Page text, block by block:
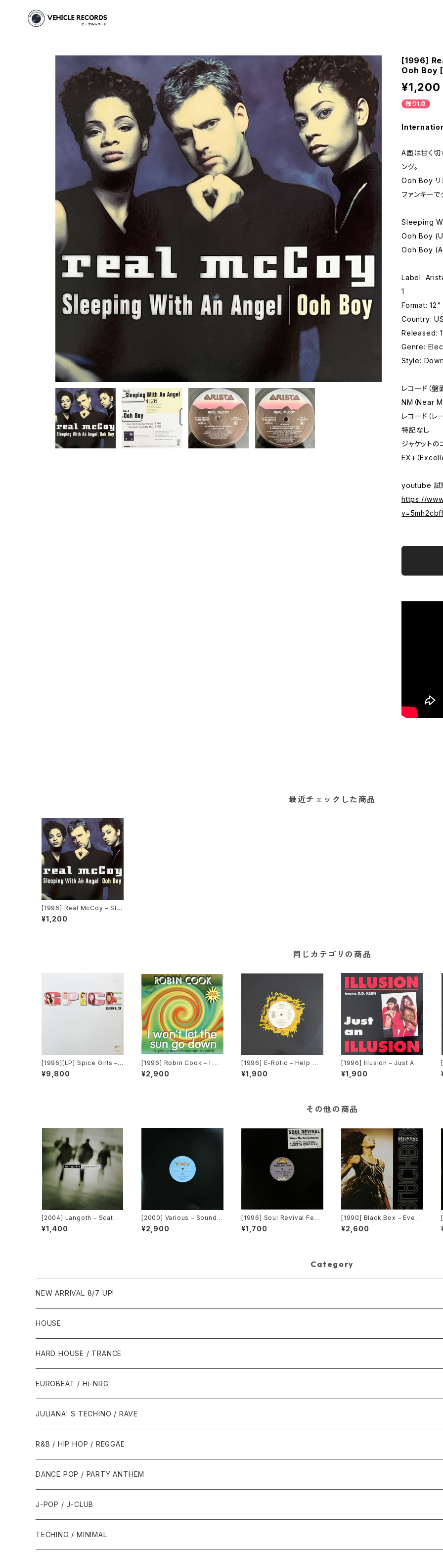
[1996]
Ooh Boy
¥1,200
残り1点
A面は甘く切
ング。
Ooh Boy リ
ファンキー
Sleeping
Ooh Boy
Ooh Boy
Label:
1
Format:
Country:
Released:
Genre:
Style:
レコード（盤
NM（Near
レコード（レ
特記なし
ジャケットの
EX+（
youtube 試
https://
最近チェックした商品
[1996] Real McCoy – Sle
eping With An Angel / Oo
h Boy [Arista]
¥1,200
同じカテゴリの商品
[1996][LP] Spice Girls –
Spice [Virgin]
¥9,800
[1996] Robin Cook – I Wo
n't Let The Sun Go Down
[Musica Solare]
¥2,900
[1996] E-Rotic – Help Me
Dr. Dick [Blow Up / Interc
ord]
¥1,900
[1996] Illusion – Just An I
llusion [Dance Pool]
¥1,900
その他の商品
[2004] Langoth – Scatwa
lk [Sunshine Enterprises]
¥1,400
[2000] Various – Sound F
actory Y&Co. / Back To T
he "Disco" 〜私もDiscoへ
¥2,900
[1996] Soul Revival Feat
uring Capathia Jenkins –
When The Spirit Moves
¥1,700
[1990] Black Box – Every
body, Everybody [Decon
struction]
¥2,600
Category
NEW ARRIVAL 8/7 UP!
HOUSE
1980年代
1987年・以前
1988年
1990年代
1990年
1991年
2000年代
2000年
2001年
2010年代
2010年
2011年
HARD HOUSE / TRANCE
1990年代
1994年・以前
1995年
2000年代
2000年
2001年
EUROBEAT / Hi-NRG
1980年代
1986年・以前
1987年
1990年代
1990年
1991年
2000年代
JULIANA' S TECHINO / RAVE
1990年代
1990年
1991年
2000年代
2000年
2001年
R&B / HIP HOP / REGGAE
1980年代
1985年・以前
1986年
1990年代
1990年
2000年代
DANCE POP / PARTY ANTHEM
1980年代
1988年・以前
1990年代
J-POP / J-CLUB
1980年代
TECHINO / MINIMAL